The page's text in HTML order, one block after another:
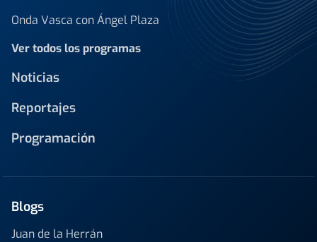
Onda Vasca con Ángel Plaza
Ver todos los programas
Noticias
Reportajes
Programación
Blogs
Juan de la Herrán